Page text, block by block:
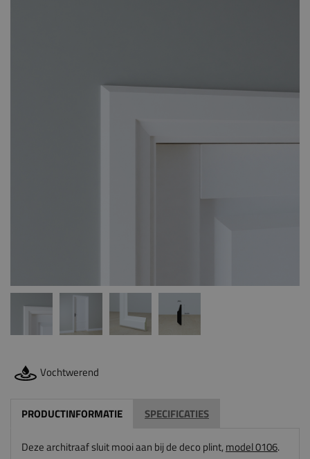
Vochtwerend
PRODUCTINFORMATIE SPECIFICATIES
Deze architraaf sluit mooi aan bij de deco plint,model 0106.